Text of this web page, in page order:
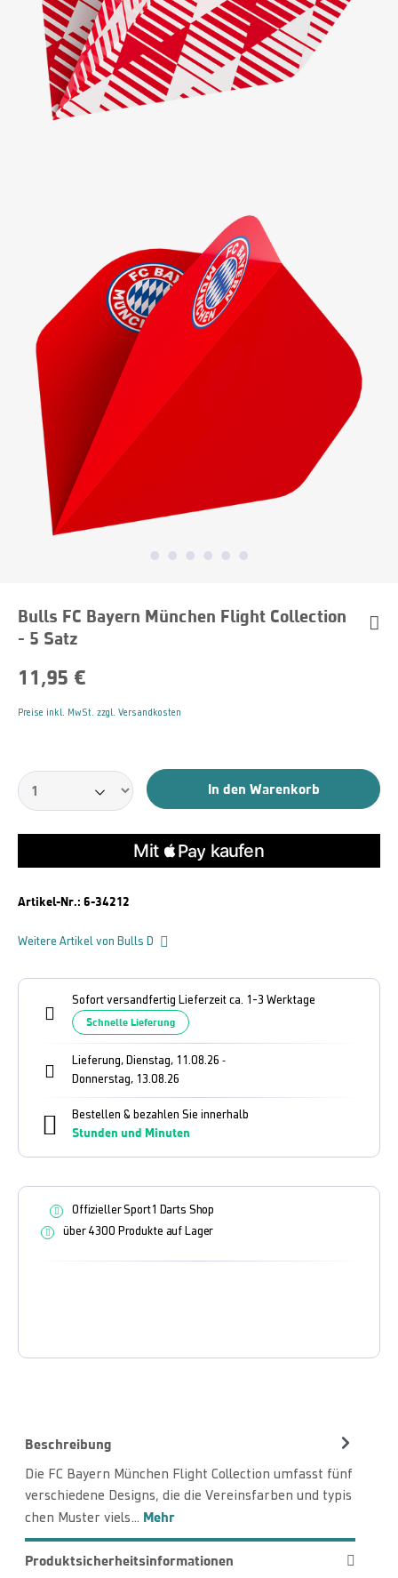
Beschreibung
Die FC Bayern München Flight Collection umfasst fünf
verschiedene Designs, die die Vereinsfarben und typis
chen Muster viels… Mehr
Produktsicherheitsinformationen
Bulls FC Bayern München Flight Collection
- 5 Satz
11,95 €
Preise inkl. MwSt. zzgl. Versandkosten
In den Warenkorb
Artikel-Nr.: 6-34212
Weitere Artikel von Bulls D
Sofort versandfertig Lieferzeit ca. 1-3 Werktage
Schnelle Lieferung
Lieferung, Dienstag, 11.08.26 -
Donnerstag, 13.08.26
Bestellen & bezahlen Sie innerhalb
Stunden und Minuten
Offizieller Sport1 Darts Shop
über 4300 Produkte auf Lager